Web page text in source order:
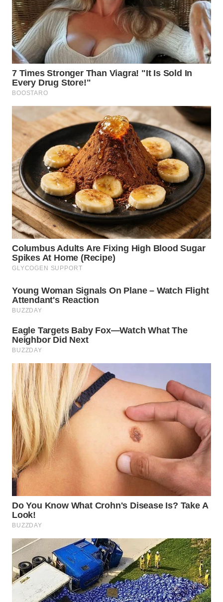
TENGAH
WN DELI
SERDANG
WN
TEBING
TINGGI
PAKPAK
KARAWANG
WN
BEKASI
WN
BOGOR
WN
WN
TAPANULI
WN
WN
PADANG
LAWAS
WN
SUMEDANG
WN
CIANJUR
WN
KEPULAUAN
SERIBU
WN
TANGERANG
WN
BINJAI